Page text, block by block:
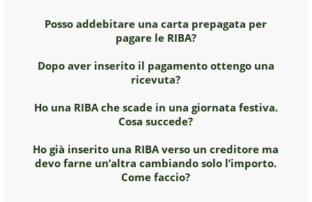
Posso addebitare una carta prepagata per
pagare le RIBA?
Dopo aver inserito il pagamento ottengo una
ricevuta?
Ho una RIBA che scade in una giornata festiva.
Cosa succede?
Ho già inserito una RIBA verso un creditore ma
devo farne un’altra cambiando solo l’importo.
Come faccio?